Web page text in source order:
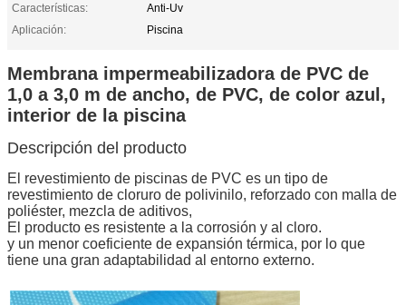
Características:
Anti-Uv
Aplicación:
Piscina
Membrana impermeabilizadora de PVC de
1,0 a 3,0 m de ancho, de PVC, de color azul,
interior de la piscina
Descripción del producto
El revestimiento de piscinas de PVC es un tipo de
revestimiento de cloruro de polivinilo, reforzado con malla de
poliéster, mezcla de aditivos,
El producto es resistente a la corrosión y al cloro.
y un menor coeficiente de expansión térmica, por lo que
tiene una gran adaptabilidad al entorno externo.